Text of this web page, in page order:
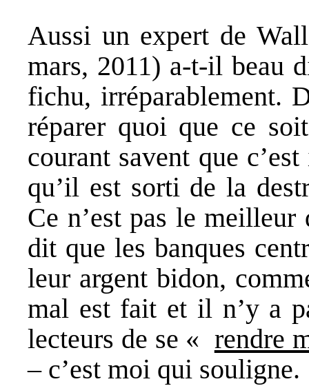
Aussi un expert de
mars, 2011) a-t-il beau
fichu, irréparablement.
réparer quoi que ce
courant savent que
qu’il est sorti de la
Ce n’est pas le
dit que les banques
leur argent bidon,
mal est fait et il n’y a
lecteurs de se « rendre
– c’est moi qui souligne.